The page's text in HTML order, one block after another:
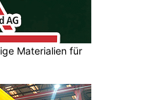
Materialien für